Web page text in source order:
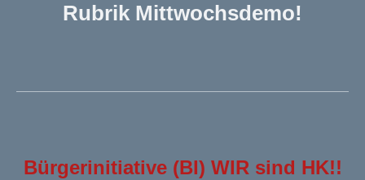
Rubrik Mittwochsdemo!
Bürgerinitiative (BI) WIR sind HK!!